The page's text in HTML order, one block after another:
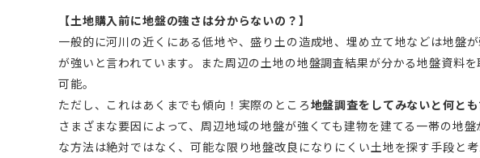
【土地購入前に地盤の強さは分からないの？】
一般的に河川の近くにある低地や、盛り土の造成地、埋め立て地などは地盤
が強いと言われています。また周辺の土地の地盤調査結果が分かる地盤資料
可能。
ただし、これはあくまでも傾向！実際のところ地盤調査をしてみないと何と
さまざまな要因によって、周辺地域の地盤が強くても建物を建てる一帯の地
な方法は絶対ではなく、可能な限り地盤改良になりにくい土地を探す手段と考